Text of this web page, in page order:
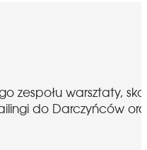
zespołu warsztaty,
do Darczyńców